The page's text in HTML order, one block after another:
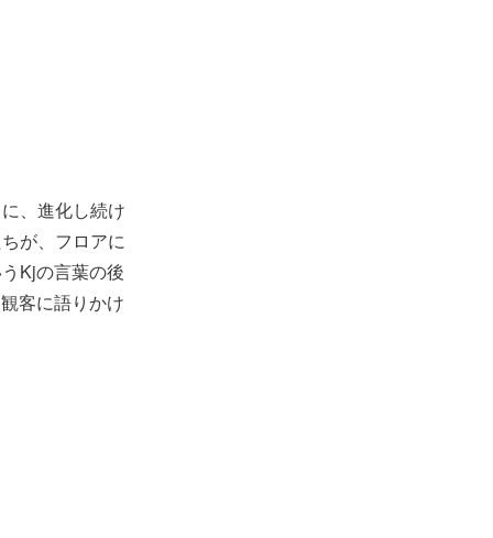
、進化し続け
が、フロアに
Kjの言葉の後
客に語りかけ